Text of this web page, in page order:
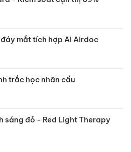
mắt tích hợp AI Airdoc
trắc học nhãn cầu
sáng đỏ - Red Light Therapy